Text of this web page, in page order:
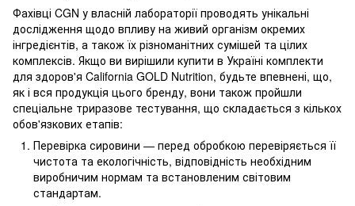
Фахівці CGN у власній лабораторії проводять унікальні
дослідження щодо впливу на живий організм окремих
інгредієнтів, а також їх різноманітних сумішей та цілих
комплексів. Якщо ви вирішили купити в Україні комплекти
для здоров'я California GOLD Nutrition, будьте впевнені, що,
як і вся продукція цього бренду, вони також пройшли
спеціальне триразове тестування, що складається з кількох
обов'язкових етапів:
Перевірка сировини — перед обробкою перевіряється її
чистота та екологічність, відповідність необхідним
виробничим нормам та встановленим світовим
стандартам.